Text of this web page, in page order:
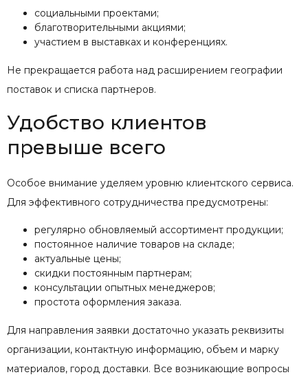
социальными проектами;
благотворительными акциями;
участием в выставках и конференциях.
Не прекращается работа над расширением географии
поставок и списка партнеров.
Удобство клиентов
превыше всего
Особое внимание уделяем уровню клиентского сервиса.
Для эффективного сотрудничества предусмотрены:
регулярно обновляемый ассортимент продукции;
постоянное наличие товаров на складе;
актуальные цены;
скидки постоянным партнерам;
консультации опытных менеджеров;
простота оформления заказа.
Для направления заявки достаточно указать реквизиты
организации, контактную информацию, объем и марку
материалов, город доставки. Все возникающие вопросы